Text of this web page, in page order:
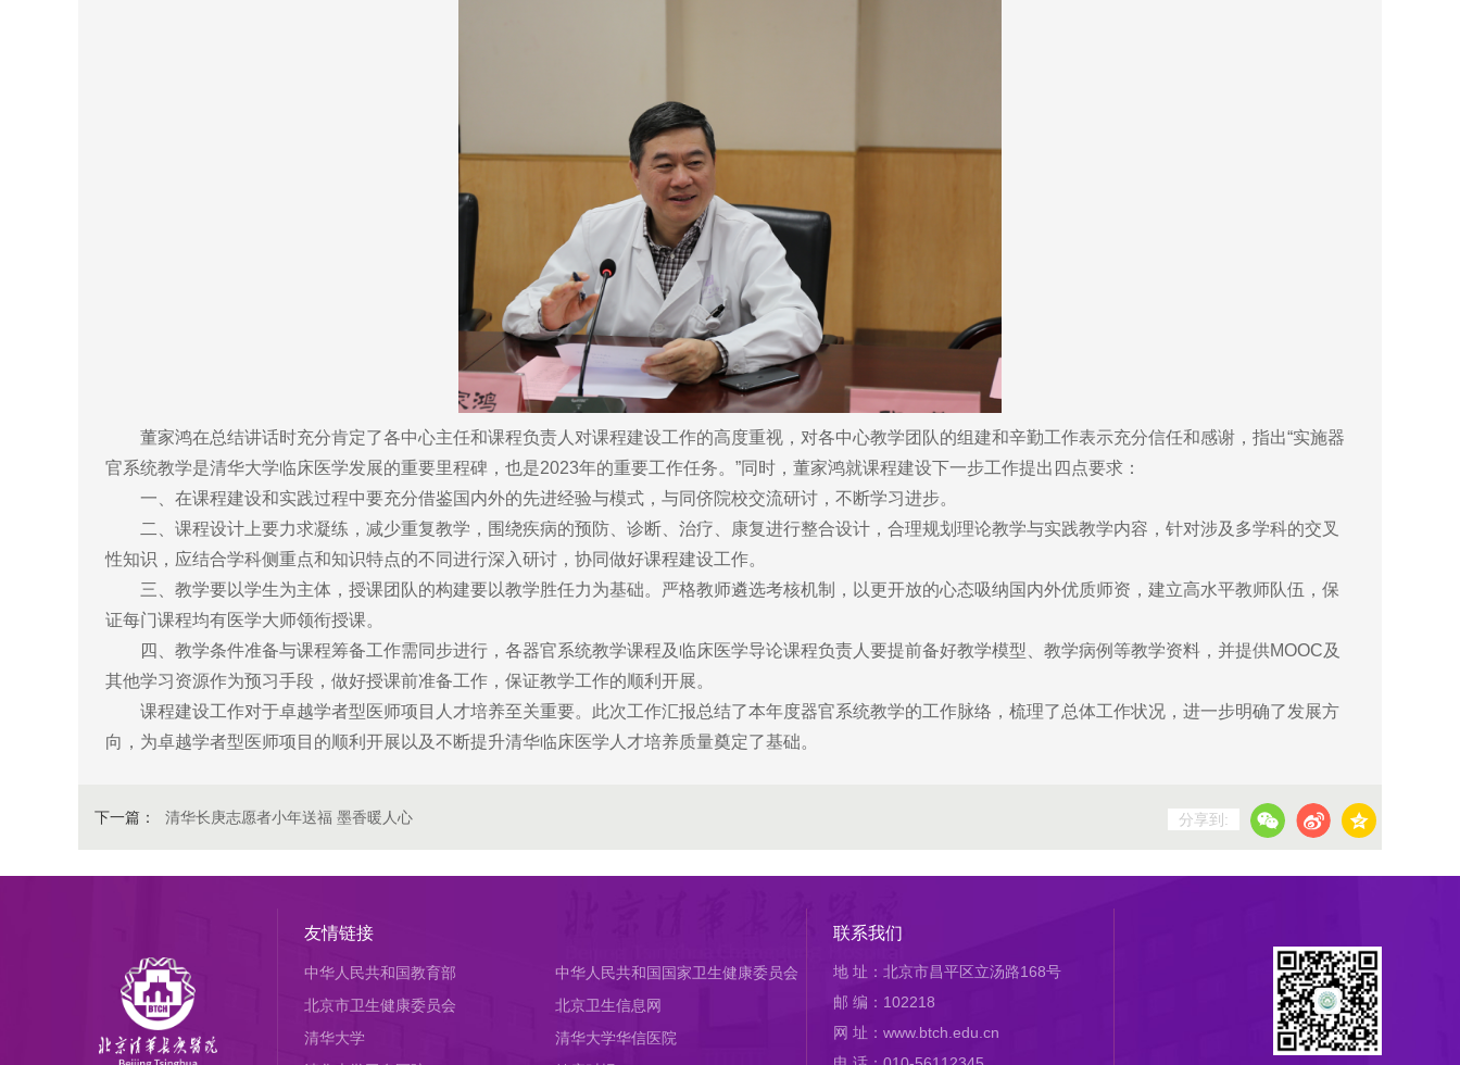
董家鸿在总结讲话时充分肯定了各中心主任和课程负责人对课程建设工作的高度重视，对各中心教学团队的组建和辛勤工作表示充分信任和感谢，指出“实施器
官系统教学是清华大学临床医学发展的重要里程碑，也是2023年的重要工作任务。”同时，董家鸿就课程建设下一步工作提出四点要求：
一、在课程建设和实践过程中要充分借鉴国内外的先进经验与模式，与同侪院校交流研讨，不断学习进步。
二、课程设计上要力求凝练，减少重复教学，围绕疾病的预防、诊断、治疗、康复进行整合设计，合理规划理论教学与实践教学内容，针对涉及多学科的交叉
性知识，应结合学科侧重点和知识特点的不同进行深入研讨，协同做好课程建设工作。
三、教学要以学生为主体，授课团队的构建要以教学胜任力为基础。严格教师遴选考核机制，以更开放的心态吸纳国内外优质师资，建立高水平教师队伍，保
证每门课程均有医学大师领衔授课。
四、教学条件准备与课程筹备工作需同步进行，各器官系统教学课程及临床医学导论课程负责人要提前备好教学模型、教学病例等教学资料，并提供MOOC及
其他学习资源作为预习手段，做好授课前准备工作，保证教学工作的顺利开展。
课程建设工作对于卓越学者型医师项目人才培养至关重要。此次工作汇报总结了本年度器官系统教学的工作脉络，梳理了总体工作状况，进一步明确了发展方
向，为卓越学者型医师项目的顺利开展以及不断提升清华临床医学人才培养质量奠定了基础。
下一篇： 清华长庚志愿者小年送福 墨香暖人心 分享到:
友情链接
中华人民共和国教育部
中华人民共和国国家卫生健康委员会
北京市卫生健康委员会
北京卫生信息网
清华大学
清华大学华信医院
联系我们
地 址：北京市昌平区立汤路168号
邮 编：102218
网 址：www.btch.edu.cn